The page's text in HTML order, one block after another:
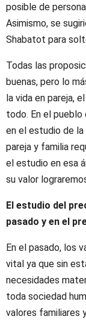
posible de
Asimismo, se
Shabatot para
Todas las
buenas, pero lo
la vida en pareja,
todo. En el
en el estudio de
pareja y familia
el estudio en esa
su valor
El estudio del
pasado y en el
En el pasado, los
vital ya que sin
necesidades
toda sociedad
valores familiares